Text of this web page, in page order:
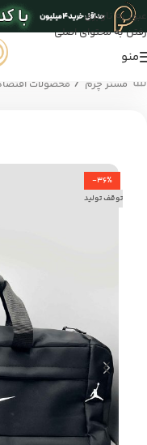
عبور به ناوبری
رفتن به محتوای اصلی
منو
مستر چرم / محصولات
-36%
توقف تولید